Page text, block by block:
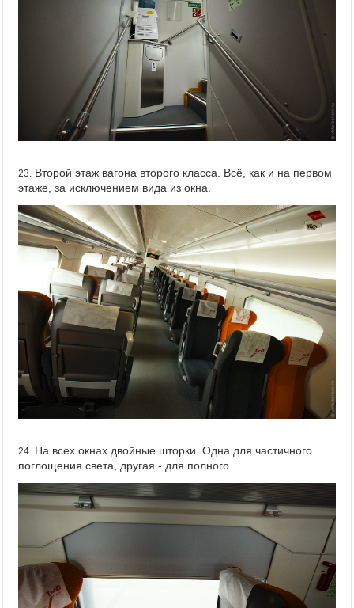
23. Второй этаж вагона второго класса. Всё, как и на первом
этаже, за исключением вида из окна.
24. На всех окнах двойные шторки. Одна для частичного
поглощения света, другая - для полного.